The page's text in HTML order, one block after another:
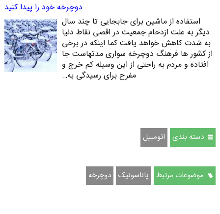
دوچرخه خود را پیدا کنید
استفاده از ماشین برای جابجایی تا چند سال
دیگر به علت ازدحام جمعیت در اقصی نقاط دنیا
به شدت کاهش خواهد یافت کما اینکه در برخی
از کشور ها فرهنگ دوچرخه سواری مدتهاست جا
افتاده و مردم به راحتی از این وسیله کم خرج و
مفرح برای رسیدگی به…
دسته بندی اتومبيل
موضوعات مرتبط پاناسونیک دوچرخه